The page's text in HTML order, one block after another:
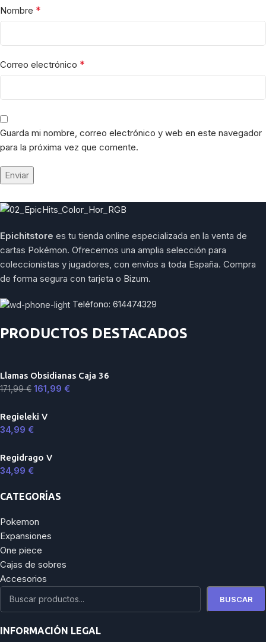
Nombre *
Correo electrónico *
Guarda mi nombre, correo electrónico y web en este navegador
para la próxima vez que comente.
Epichitstore es tu tienda online especializada en la venta de
cartas Pokémon. Ofrecemos una amplia selección para
coleccionistas y jugadores, con envíos a toda España. Compra
de forma segura con tarjeta o Bizum.
Teléfono: 614474329
PRODUCTOS DESTACADOS
Llamas Obsidianas Caja 36
171,99€ 161,99 €
Regieleki V
34,99 €
Regidrago V
34,99 €
CATEGORÍAS
Pokemon
Expansiones
One piece
Cajas de sobres
Accesorios
BUSCAR
INFORMACIÓN LEGAL